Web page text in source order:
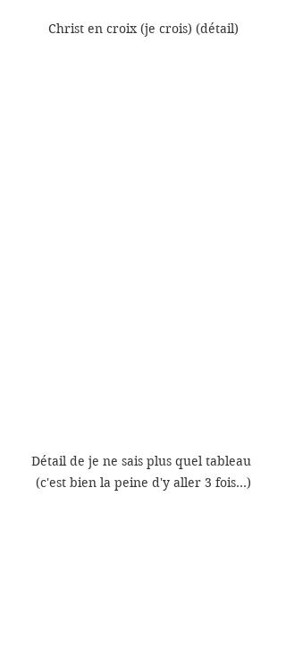
Christ en croix (je crois) (détail)
Détail de je ne sais plus quel tableau
(c'est bien la peine d'y aller 3 fois...)